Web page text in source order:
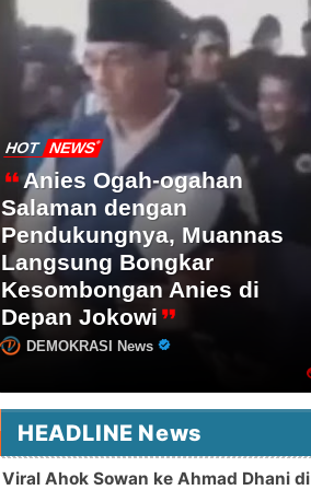
HOT NEWS
Anies Ogah-ogahan
Salaman dengan
Pendukungnya, Muannas
Langsung Bongkar
Kesombongan Anies di
Depan Jokowi
DEMOKRASI News
HEADLINE News
Viral Ahok Sowan ke Ahmad Dhani di